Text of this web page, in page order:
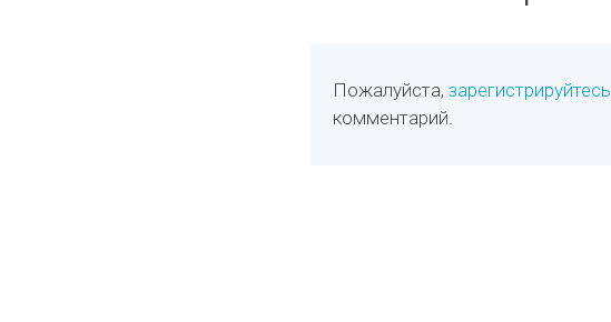
Пожалуйста, зарегистрируйтесь
комментарий.